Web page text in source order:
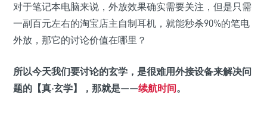
对于笔记本电脑来说，外放效果确实需要关注，但是只需
一副百元左右的淘宝店主自制耳机，就能秒杀90%的笔电
外放，那它的讨论价值在哪里？
所以今天我们要讨论的玄学，是很难用外接设备来解决问
题的【真·玄学】，那就是——续航时间。